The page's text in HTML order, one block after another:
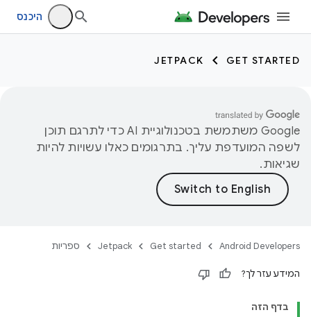
היכנס
GET STARTED
JETPACK
‫Google משתמשת בטכנולוגיית AI כדי לתרגם תוכן
לשפה המועדפת עליך. בתרגומים כאלו עשויות להיות
שגיאות.
Android Developers
Get started
Jetpack ספריות
המידע עזר לך?
בדף הזה